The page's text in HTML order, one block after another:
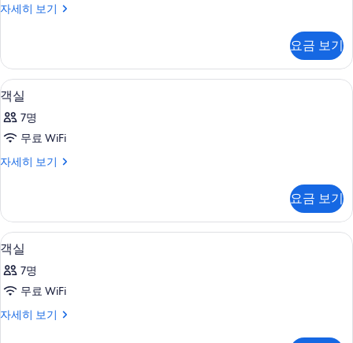
필
모
보
기
자세히 보기
객
히
보
기
요금 보기
객
실
사
모
보
기
거실 공간 | 위성 채널 시청이 가능한
1
객실
7명
무료 WiFi
자세히 보기
객
히
보
기
요금 보기
객
실
사
모
스파 | 전신 트리트먼트, 마사지 서비스
1
객실
7명
무료 WiFi
자세히 보기
객